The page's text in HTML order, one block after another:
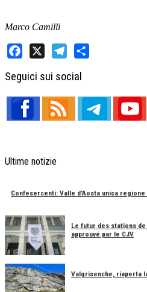
Marco Camilli
Seguici sui social
Ultime notizie
Confesercenti: Valle d'Aosta unica
Le futur des stations
approuvé par le CJV
Valgrisenche, riaperta